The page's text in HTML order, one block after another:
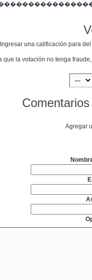
Ingresar una calificación para
que la votación no tenga
Agregar